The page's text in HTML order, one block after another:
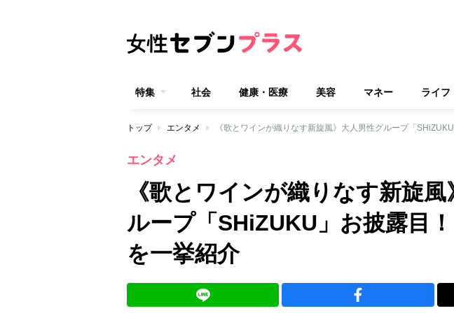
特集 社会 健康・医療 美容 マネー ライフ
トップ エンタメ
エンタメ
《歌とワインが織りなす新旋
ループ「SHiZUKU」お披露目
を一挙紹介